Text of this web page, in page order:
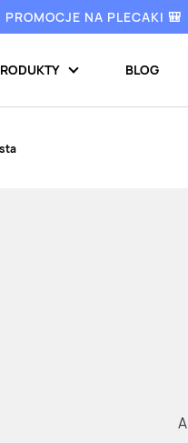
PROMOCJE NA PLECAKI 🎒
BLOG